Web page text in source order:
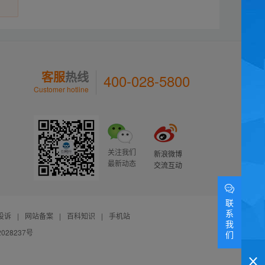
客服热线
Customer hotline 400-028-5800
关注我们
最新动态
新浪微博
交流互动
诉 | 网站备案 | 百科知识 |
手机站
号
联
系
我
们